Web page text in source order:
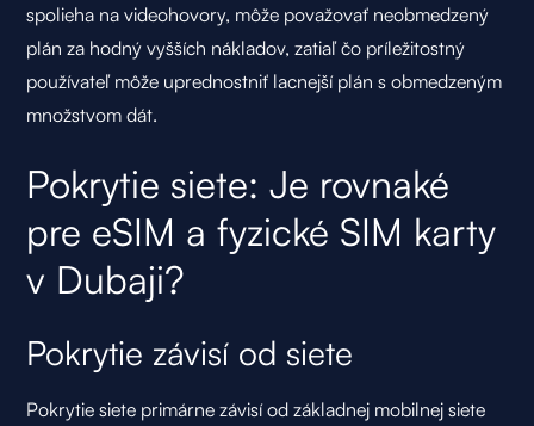
spolieha na videohovory, môže považovať neobmedzený
plán za hodný vyšších nákladov, zatiaľ čo príležitostný
používateľ môže uprednostniť lacnejší plán s obmedzeným
množstvom dát.
Pokrytie siete: Je rovnaké
pre eSIM a fyzické SIM karty
v Dubaji?
Pokrytie závisí od siete
Pokrytie siete primárne závisí od základnej mobilnej siete